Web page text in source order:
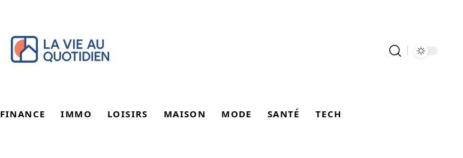
FINANCE IMMO LOISIRS MAISON MODE SANTÉ TECH